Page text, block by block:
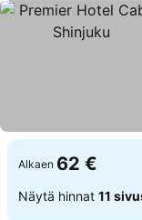
Alkaen 62 €
Näytä hinnat 11